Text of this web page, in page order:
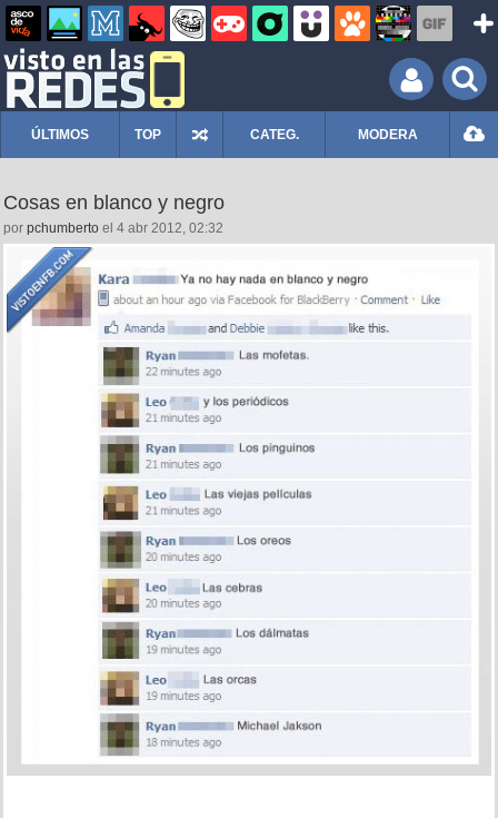
ÚLTIMOS TOP CATEG. MODERA
Cosas en blanco y negro
por pchumberto el 4 abr 2012, 02:32